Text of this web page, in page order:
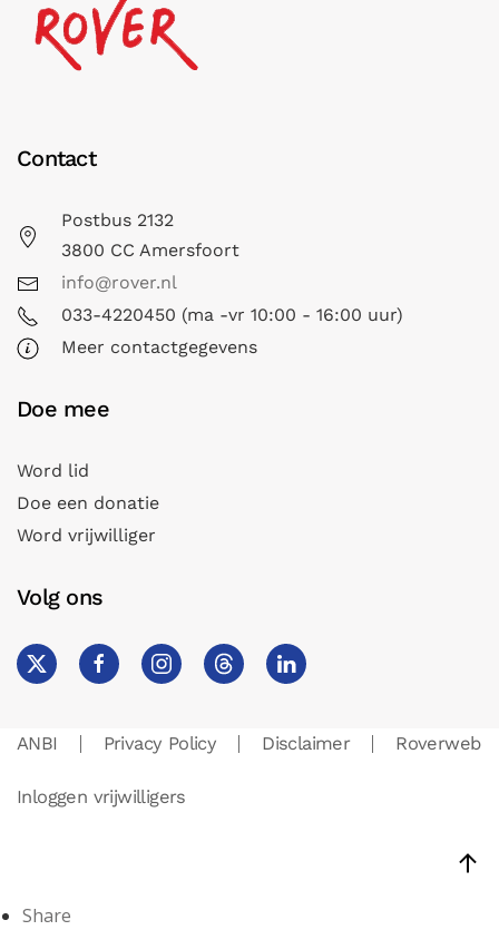
Contact
Postbus 2132
3800 CC Amersfoort
info@rover.nl
033-4220450 (ma -vr 10:00 - 16:00 uur)
Meer contactgegevens
Doe mee
Word lid
Doe een donatie
Word vrijwilliger
Volg ons
ANBI Privacy Policy Disclaimer Roverweb
Inloggen vrijwilligers
Share